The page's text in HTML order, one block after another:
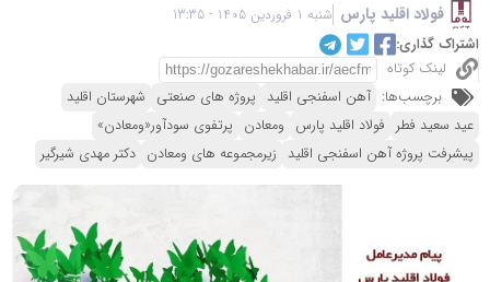
فولاد اقلید پارس شنبه 1 فروردین 1405 - 13:35
اشتراک گذاری:
لینک کوتاه
برچسب‌ها: آهن اسفنجی اقلید پروژه های صنعتی شهرستان اقلید
عید سعید فطر فولاد اقلید پارس ومعادن پرتفوی سودآور«ومعادن»
پیشرفت پروژه آهن اسفنجی اقلید زیرمجموعه های ومعادن دکتر مهدی شیرگیر